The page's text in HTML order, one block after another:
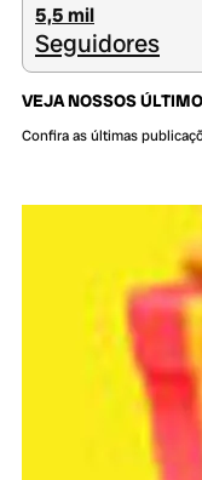
5,5 mil
Seguidores
VEJA NOSSOS
Confira as últimas